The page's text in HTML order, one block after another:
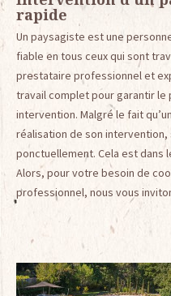
rapide
Un paysagiste est une
fiable en tous ceux qui sont
prestataire professionnel et
travail complet pour garantir
intervention. Malgré le fait
réalisation de son intervention,
ponctuellement. Cela est dans
Alors, pour votre besoin de
professionnel, nous vous